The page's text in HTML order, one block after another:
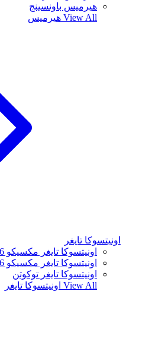
هيرميس باونسينج
View All هيرميس
اونيتسوكا تايغر
اونيتسوكا تايغر مكسيكو 66 سابو
اونيتسوكا تايغر مكسيكو 66
اونيتسوكا تايغر توكوتن
View All اونيتسوكا تايغر